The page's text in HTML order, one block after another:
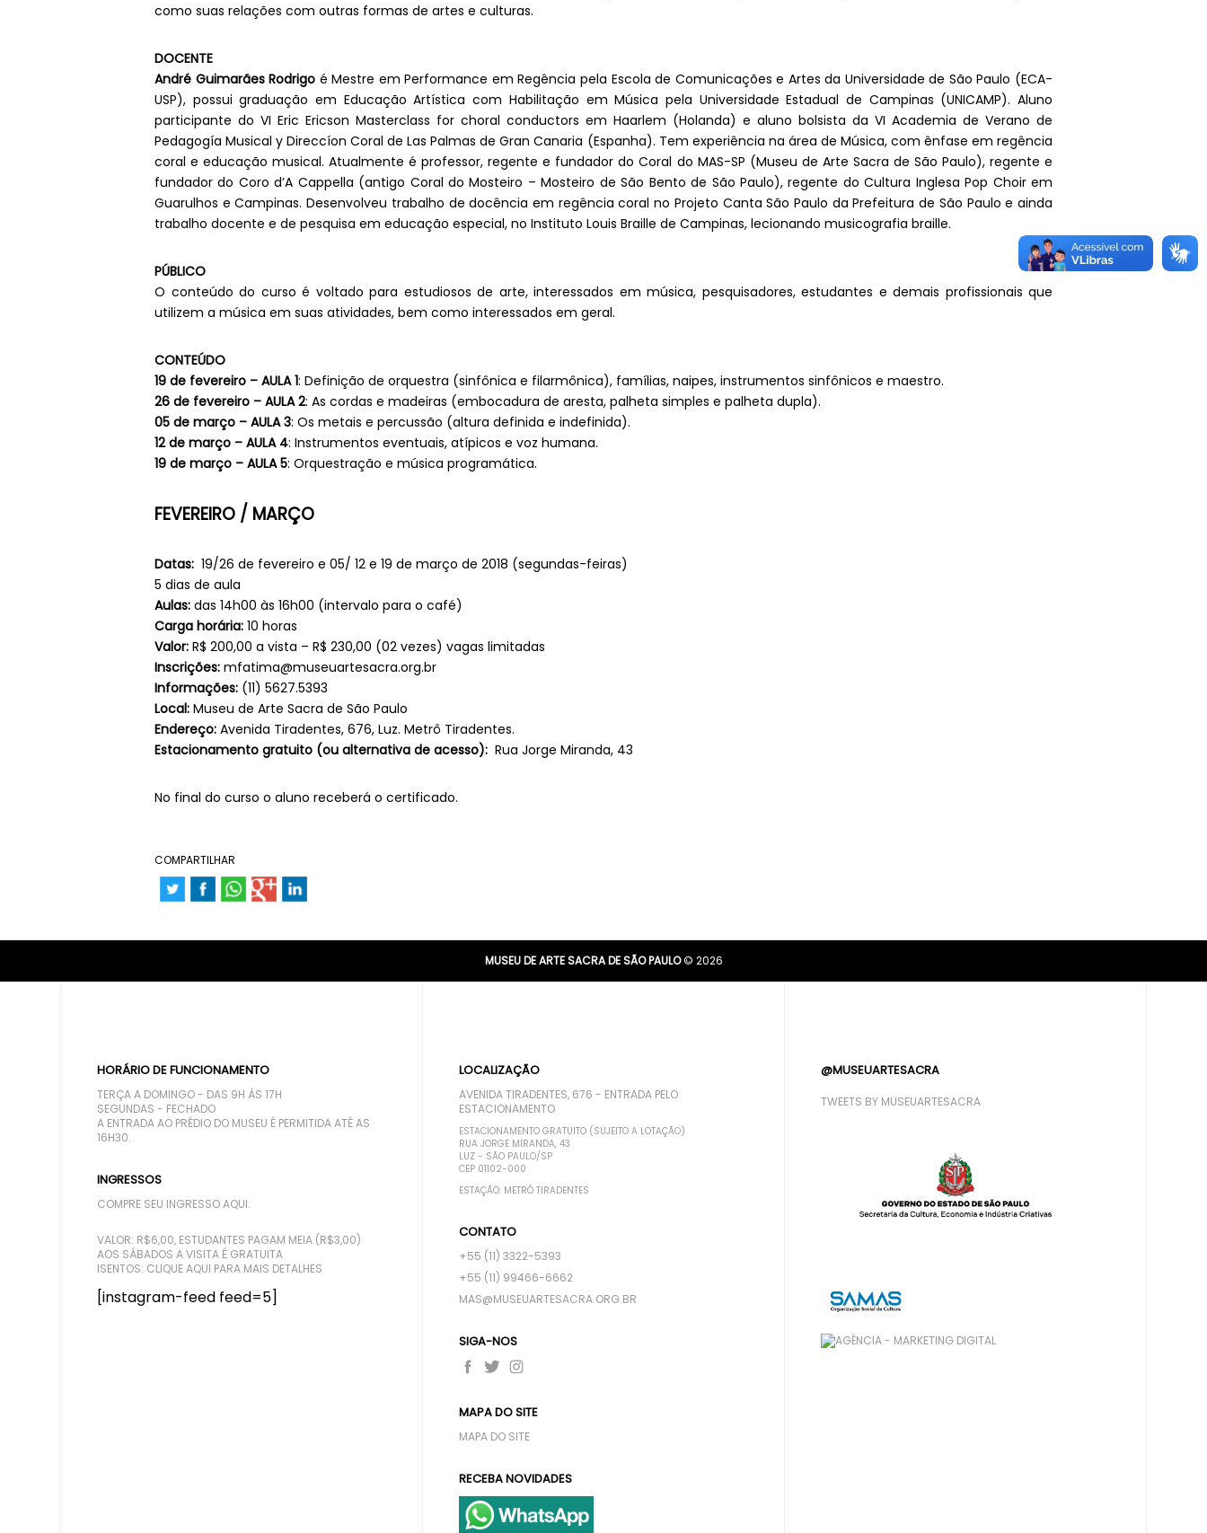
como suas relações com outras formas de artes e culturas.
DOCENTE
André Guimarães Rodrigo é Mestre em Performance em Regência pela Escola de Comunicações e Artes da Universidade de São Paulo (ECA-
USP), possui graduação em Educação Artística com Habilitação em Música pela Universidade Estadual de Campinas (UNICAMP). Aluno
participante do VI Eric Ericson Masterclass for choral conductors em Haarlem (Holanda) e aluno bolsista da VI Academia de Verano de
Pedagogía Musical y Direccíon Coral de Las Palmas de Gran Canaria (Espanha). Tem experiência na área de Música, com ênfase em regência
coral e educação musical. Atualmente é professor, regente e fundador do Coral do MAS-SP (Museu de Arte Sacra de São Paulo), regente e
fundador do Coro d’A Cappella (antigo Coral do Mosteiro – Mosteiro de São Bento de São Paulo), regente do Cultura Inglesa Pop Choir em
Guarulhos e Campinas. Desenvolveu trabalho de docência em regência coral no Projeto Canta São Paulo da Prefeitura de São Paulo e ainda
trabalho docente e de pesquisa em educação especial, no Instituto Louis Braille de Campinas, lecionando musicografia braille.
PÚBLICO
O conteúdo do curso é voltado para estudiosos de arte, interessados em música, pesquisadores, estudantes e demais profissionais que
utilizem a música em suas atividades, bem como interessados em geral.
CONTEÚDO
19 de fevereiro – AULA 1: Definição de orquestra (sinfônica e filarmônica), famílias, naipes, instrumentos sinfônicos e maestro.
26 de fevereiro – AULA 2: As cordas e madeiras (embocadura de aresta, palheta simples e palheta dupla).
05 de março – AULA 3: Os metais e percussão (altura definida e indefinida).
12 de março – AULA 4: Instrumentos eventuais, atípicos e voz humana.
19 de março – AULA 5: Orquestração e música programática.
FEVEREIRO / MARÇO
Datas: 19/26 de fevereiro e 05/ 12 e 19 de março de 2018 (segundas-feiras)
5 dias de aula
Aulas: das 14h00 às 16h00 (intervalo para o café)
Carga horária: 10 horas
Valor: R$ 200,00 a vista – R$ 230,00 (02 vezes) vagas limitadas
Inscrições: mfatima@museuartesacra.org.br
Informações: (11) 5627.5393
Local: Museu de Arte Sacra de São Paulo
Endereço: Avenida Tiradentes, 676, Luz. Metrô Tiradentes.
Estacionamento gratuito (ou alternativa de acesso): Rua Jorge Miranda, 43
No final do curso o aluno receberá o certificado.
COMPARTILHAR
MUSEU DE ARTE SACRA DE SÃO PAULO© 2026
HORÁRIO DE FUNCIONAMENTO
TERÇA A DOMINGO - DAS 9H ÀS 17H
SEGUNDAS - FECHADO
A ENTRADA AO PRÉDIO DO MUSEU É PERMITIDA ATÉ AS
16H30.
INGRESSOS
COMPRE SEU INGRESSO AQUI.
VALOR: R$6,00, ESTUDANTES PAGAM MEIA (R$3,00)
AOS SÁBADOS A VISITA É GRATUITA
ISENTOS: CLIQUE AQUI PARA MAIS DETALHES
[instagram-feed feed=5]
LOCALIZAÇÃO
AVENIDA TIRADENTES, 676 - ENTRADA PELO
ESTACIONAMENTO
ESTACIONAMENTO GRATUITO (SUJEITO A LOTAÇÃO)
RUA JORGE MIRANDA, 43
LUZ - SÃO PAULO/SP
CEP 01102-000
ESTAÇÃO: METRÔ TIRADENTES
CONTATO
+55 (11) 3322-5393
+55 (11) 99466-6662
MAS@MUSEUARTESACRA.ORG.BR
SIGA-NOS
MAPA DO SITE
MAPA DO SITE
RECEBA NOVIDADES
@MUSEUARTESACRA
TWEETS BY MUSEUARTESACRA